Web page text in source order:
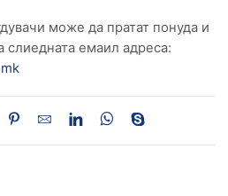
може да пратат понуда и
слиедната емаил адреса: